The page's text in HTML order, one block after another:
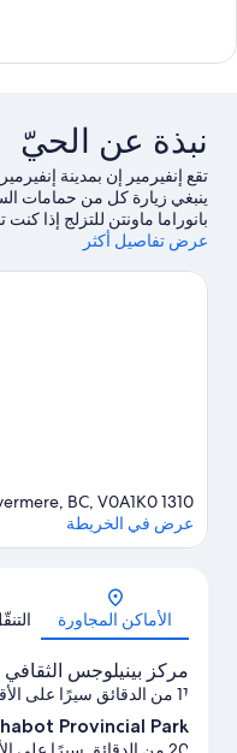
&
Room,
Refrigerator
Microwave
نبذة عن الحيّ
تقع إنفيرمير إن بمدينة
ينبغي زيارة كل من حمامات
بانوراما ماونتن للتزلج إذا
زيارة حديقة كوتاني الوطنية
عرض تفاصيل أكثر
1310 7th Avenue, Invermere, BC, V0A1K0
عرض في الخريطة
الأماكن المجاورة
مركز بينيلوجس الثقافي
11 من الدقائق سيرًا على الأقدام
Provincial Park